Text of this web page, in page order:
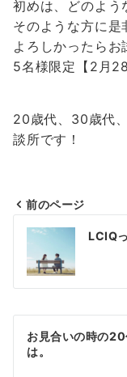
初めは、どのよう
そのような方に是
よろしかったら
5名様限定【2月28
20歳代、30歳代
談所です！
投
稿
ナ
ビ
ゲ
ー
前のページ
LCIQ
お見合いの時の
は。